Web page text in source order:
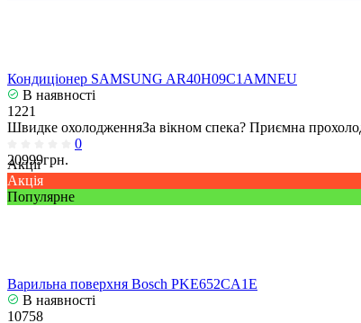
Кондиціонер SAMSUNG AR40H09C1AMNEU
В наявності
1221
Швидке охолодженняЗа вікном спека? Приємна
0
20999грн.
Акції
Акція
Популярне
Варильна поверхня Bosch PKE652CA1E
В наявності
10758